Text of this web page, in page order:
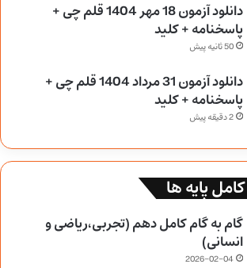
دانلود آزمون 18 مهر 1404 قلم چی +
پاسخنامه + کلید
50 ثانیه پیش
دانلود آزمون 31 مرداد 1404 قلم چی +
پاسخنامه + کلید
2 دقیقه پیش
پایه ها
گام به گام کامل دهم (تجربی،ریاضی و
انسانی)
2026-02-04